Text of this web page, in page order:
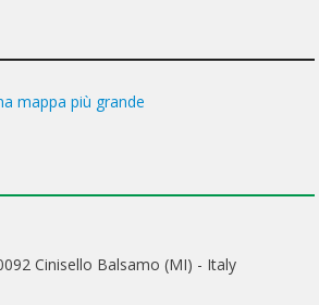
Cinisello Balsamo (MI) - Italy